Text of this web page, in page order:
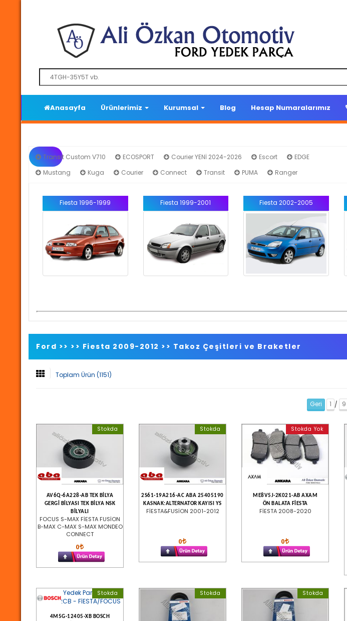
Anasayfa Ürünlerimiz Kurumsal Blog Hesap Numaralarımız
Transit Custom V710 ECOSPORT Courier YENİ 2024-2026 Escort EDGE
Mustang
Kuga Courier Connect Transit PUMA Ranger
Fiesta 1996-1999 Fiesta 1999-2001 Fiesta 2002-2005
Ford >> >> Fiesta 2009-2012 >> Takoz Çeşitleri ve Braketler
Toplam Ürün (1151)
Geri 1 / 9
Stokda
AV6Q-6A228-AB TEK BİLYA
GERGİ BİLYASI TEK BİLYA NSK
BİLYALI
FOCUS S-MAX FİESTA FUSİON
B-MAX C-MAX S-MAX MONDEO
CONNECT
0
Stokda
2S61-19A216-AC ABA 25405190
KASNAK:ALTERNATOR KAYISI YS
FİESTA&FUSİON 2001-2012
0
Stokda Yok
ME8V5J-2K021-AB AXAM
ÖN BALATA FİESTA
FİESTA 2008-2020
0
Stokda
4M5G-12405-XB BOSCH
Stokda Stokda